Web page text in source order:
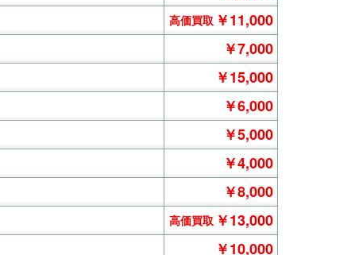
高価買取 ￥11,000
￥7,000
￥15,000
￥6,000
￥5,000
￥4,000
￥8,000
高価買取 ￥13,000
￥10,000